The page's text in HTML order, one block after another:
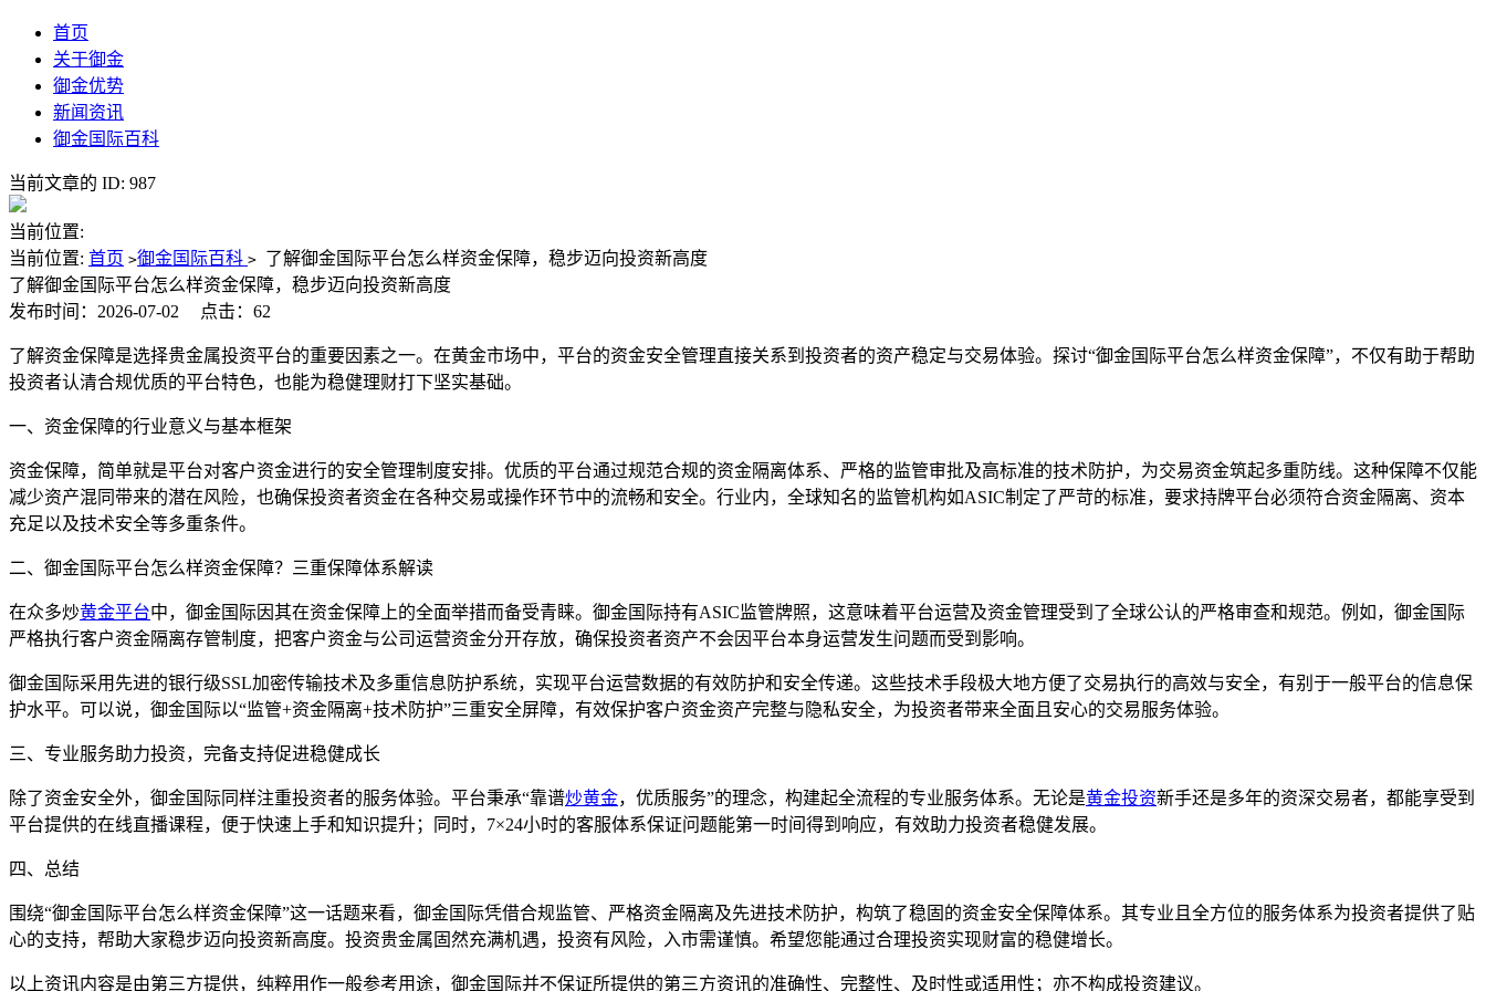
首页
关于御金
御金优势
新闻资讯
御金国际百科
当前文章的 ID: 987
当前位置:
当前位置: 首页 >御金国际百科 > 了解御金国际平台怎么样资金保障，稳步迈向投资新高度
了解御金国际平台怎么样资金保障，稳步迈向投资新高度
发布时间：2026-07-02
点击：62
了解资金保障是选择贵金属投资平台的重要因素之一。在黄金市场中，平台的资金安全管理直接关系到投资者的资产稳定与交易体验。探讨“御金国际平台怎么样资金保障”，不仅有助于帮助
投资者认清合规优质的平台特色，也能为稳健理财打下坚实基础。
一、资金保障的行业意义与基本框架
资金保障，简单就是平台对客户资金进行的安全管理制度安排。优质的平台通过规范合规的资金隔离体系、严格的监管审批及高标准的技术防护，为交易资金筑起多重防线。这种保障不仅能
减少资产混同带来的潜在风险，也确保投资者资金在各种交易或操作环节中的流畅和安全。行业内，全球知名的监管机构如ASIC制定了严苛的标准，要求持牌平台必须符合资金隔离、资本
充足以及技术安全等多重条件。
二、御金国际平台怎么样资金保障？三重保障体系解读
在众多炒黄金平台中，御金国际因其在资金保障上的全面举措而备受青睐。御金国际持有ASIC监管牌照，这意味着平台运营及资金管理受到了全球公认的严格审查和规范。例如，御金国际
严格执行客户资金隔离存管制度，把客户资金与公司运营资金分开存放，确保投资者资产不会因平台本身运营发生问题而受到影响。
御金国际采用先进的银行级SSL加密传输技术及多重信息防护系统，实现平台运营数据的有效防护和安全传递。这些技术手段极大地方便了交易执行的高效与安全，有别于一般平台的信息保
护水平。可以说，御金国际以“监管+资金隔离+技术防护”三重安全屏障，有效保护客户资金资产完整与隐私安全，为投资者带来全面且安心的交易服务体验。
三、专业服务助力投资，完备支持促进稳健成长
除了资金安全外，御金国际同样注重投资者的服务体验。平台秉承“靠谱炒黄金，优质服务”的理念，构建起全流程的专业服务体系。无论是黄金投资新手还是多年的资深交易者，都能享受到
平台提供的在线直播课程，便于快速上手和知识提升；同时，7×24小时的客服体系保证问题能第一时间得到响应，有效助力投资者稳健发展。
四、总结
围绕“御金国际平台怎么样资金保障”这一话题来看，御金国际凭借合规监管、严格资金隔离及先进技术防护，构筑了稳固的资金安全保障体系。其专业且全方位的服务体系为投资者提供了贴
心的支持，帮助大家稳步迈向投资新高度。投资贵金属固然充满机遇，投资有风险，入市需谨慎。希望您能通过合理投资实现财富的稳健增长。
以上资讯内容是由第三方提供，纯粹用作一般参考用途，御金国际并不保证所提供的第三方资讯的准确性、完整性、及时性或适用性；亦不构成投资建议。